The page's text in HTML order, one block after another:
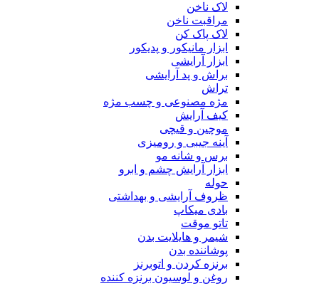
لاک ناخن
مراقبت ناخن
لاک پاک کن
ابزار مانیکور و پدیکور
ابزار آرایشی
براش و پد آرایشی
تراش
مژه مصنوعی و چسب مژه
کیف آرایش
موچین و قیچی
آینه جیبی و رومیزی
برس و شانه مو
ابزار آرایش چشم و ابرو
حوله
ظروف آرایشی و بهداشتی
بادی میکاپ
تاتو موقت
شیمر و هایلایت بدن
پوشاننده بدن
برنزه کردن و اتوبرنز
روغن و لوسیون برنزه کننده